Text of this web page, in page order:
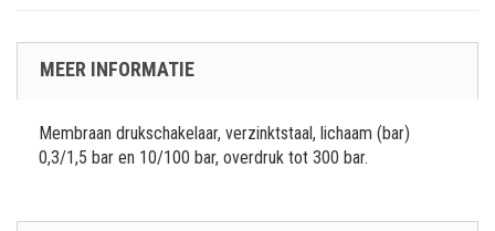
MEER INFORMATIE
Membraan drukschakelaar, verzinktstaal, lichaam (bar)
0,3/1,5 bar en 10/100 bar, overdruk tot 300 bar.